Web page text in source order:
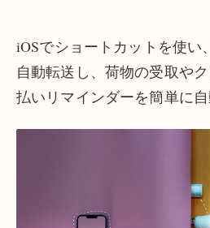
iOSでショートカットを使い
自動転送し、荷物の受取や
払いリマインダーを簡単に